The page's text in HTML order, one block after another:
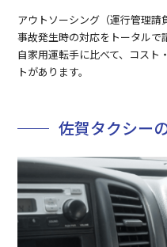
アウトソーシング（運行管理
事故発生時の対応をトータルで
自家用運転手に比べて、コスト
トがあります。
佐賀タクシー